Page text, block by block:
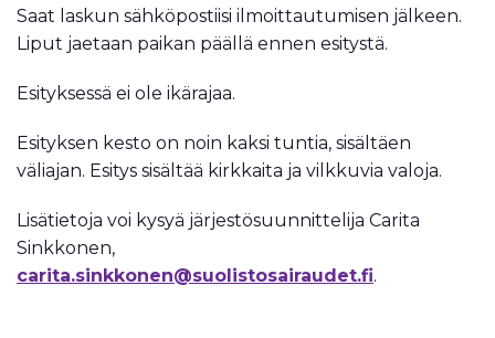
Saat laskun sähköpostiisi ilmoittautumisen jälkeen.
Liput jaetaan paikan päällä ennen esitystä.
Esityksessä ei ole ikärajaa.
Esityksen kesto on noin kaksi tuntia, sisältäen
väliajan. Esitys sisältää kirkkaita ja vilkkuvia valoja.
Lisätietoja voi kysyä järjestösuunnittelija Carita
Sinkkonen,
carita.sinkkonen@suolistosairaudet.fi.